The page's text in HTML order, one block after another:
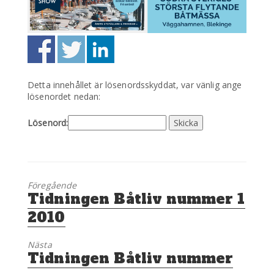
Detta innehållet är lösenordsskyddat, var vänlig ange
lösenordet nedan:
Lösenord:
Föregående
Föregående
inlägg:
Tidningen Båtliv nummer 1
2010
Nästa
Nästa
inlägg:
Tidningen Båtliv nummer